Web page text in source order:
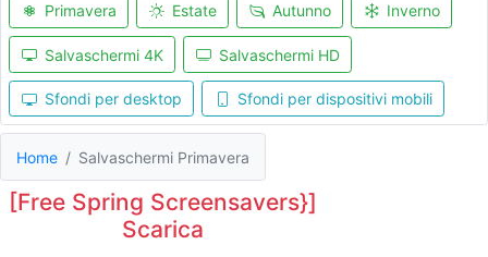
Primavera Estate Autunno Inverno
Salvaschermi 4K Salvaschermi HD
Sfondi per desktop Sfondi per dispositivi mobili
Home Salvaschermi Primavera
[Free Spring Screensavers}]
Scarica